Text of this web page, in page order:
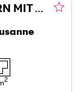
MODERN MIT DACHTERRASSE - SEEBLICK
2